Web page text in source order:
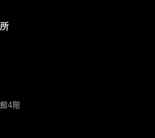
4階